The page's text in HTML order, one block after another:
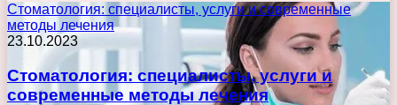
Стоматология: специалисты, услуги и современные
методы лечения
23.10.2023
Стоматология: специалисты, услуги и
современные методы лечения